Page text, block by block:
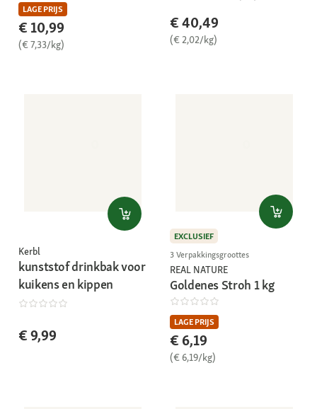
LAGE PRIJS
€ 10,99
(€ 7,33/kg)
€ 40,49
(€ 2,02/kg)
Kerbl
kunststof drinkbak voor
kuikens en kippen
€ 9,99
EXCLUSIEF
3 Verpakkingsgroottes
REAL NATURE
Goldenes Stroh 1 kg
LAGE PRIJS
€ 6,19
(€ 6,19/kg)